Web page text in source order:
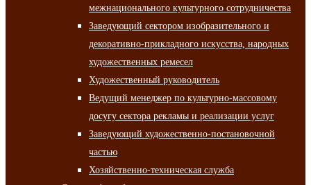
межнационального культурного сотрудничества
Заведующий сектором изобразительного и
декоративно-прикладного искусства, народных
художественных ремесел
Художественный руководитель
Ведущий менеджер по культурно-массовому
досугу сектора рекламы и реализации услуг
Заведующий художественно-постановочной
частью
Хозяйственно-техническая служба